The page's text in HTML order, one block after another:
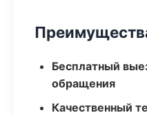
Бесплатный
обращения
Качественный